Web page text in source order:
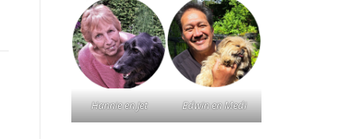
Hannie en Jet Edwin en Medi